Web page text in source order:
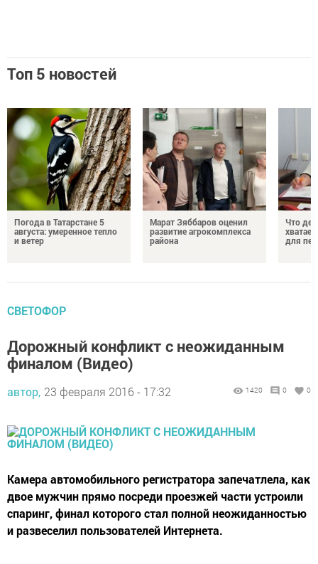
Топ 5 новостей
Погода в Татарстане 5
августа: умеренное тепло
и ветер
Марат Зяббаров оценил
развитие агрокомплекса
района
Что
для
СВЕТОФОР
Дорожный конфликт с неожиданным
финалом (Видео)
автор, 23 февраля 2016 - 17:32 1420 0 0
Камера автомобильного регистратора запечатлела, как
двое мужчин прямо посреди проезжей части устроили
спаринг, финал которого стал полной неожиданностью
и развеселил пользователей Интернета.